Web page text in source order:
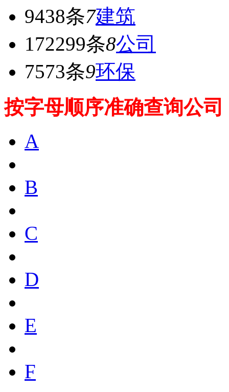
9438条7建筑
172299条8公司
7573条9环保
按字母顺序准确查询公司
A
B
C
D
E
F